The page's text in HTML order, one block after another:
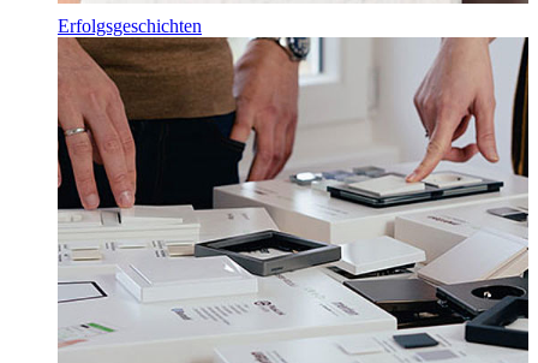
Erfolgsgeschichten